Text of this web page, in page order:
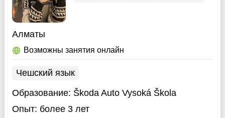
Алматы
Возможны занятия онлайн
Чешский язык
Образование: Škoda Auto Vysoká Škola
Опыт: более 3 лет